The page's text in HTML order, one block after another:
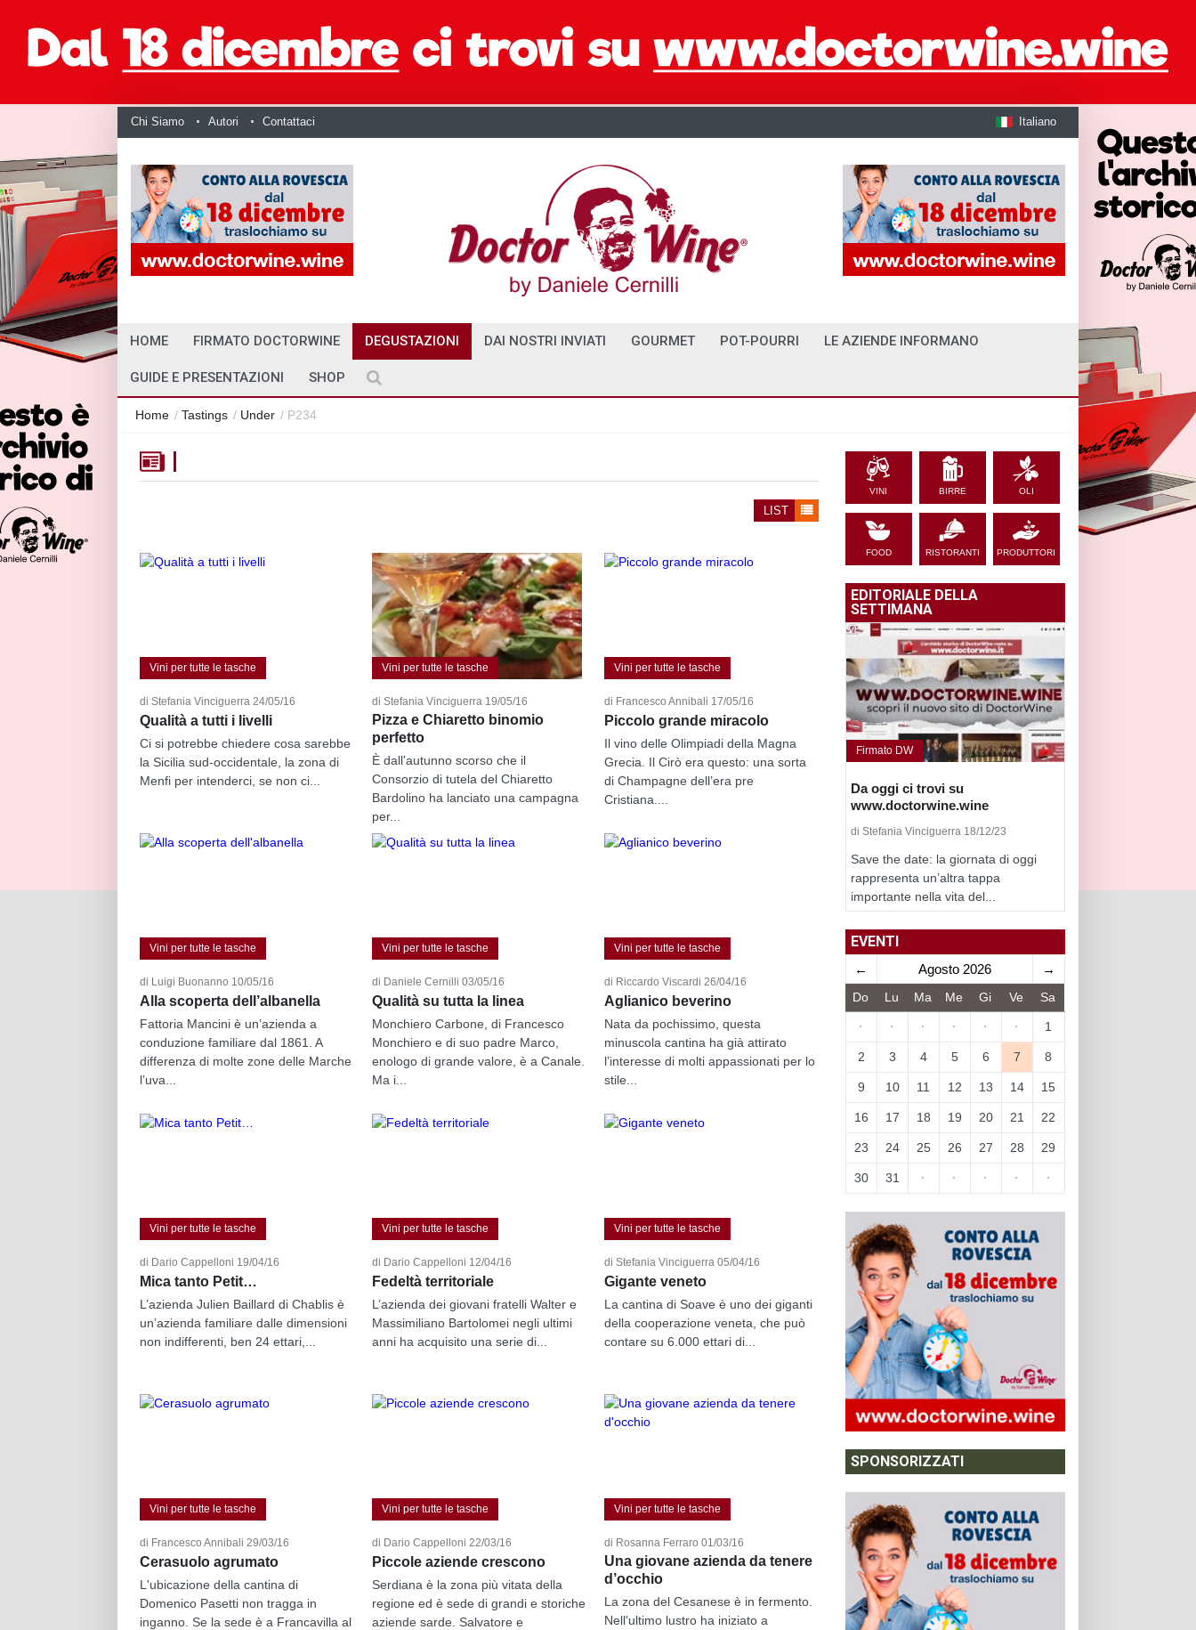
Chi Siamo Autori Contattaci Italiano
HOME FIRMATO DOCTORWINE DEGUSTAZIONI DAI NOSTRI INVIATI GOURMET POT-POURRI LE AZIENDE INFORMANO
GUIDE E PRESENTAZIONI SHOP
Home / Tastings / Under / P234
LIST
Vini per tutte le tasche
di Stefania Vinciguerra 24/05/16
Qualità a tutti i livelli
Ci si potrebbe chiedere cosa sarebbe
la Sicilia sud-occidentale, la zona di
Menfi per intenderci, se non ci...
Vini per tutte le tasche
di Stefania Vinciguerra 19/05/16
Pizza e Chiaretto binomio
perfetto
È dall'autunno scorso che il
Consorzio di tutela del Chiaretto
Bardolino ha lanciato una campagna
per...
Vini per tutte le tasche
di Francesco Annibali 17/05/16
Piccolo grande miracolo
Il vino delle Olimpiadi della Magna
Grecia. Il Cirò era questo: una sorta
di Champagne dell’era pre
Cristiana....
Vini per tutte le tasche
di Luigi Buonanno 10/05/16
Alla scoperta dell’albanella
Fattoria Mancini è un’azienda a
conduzione familiare dal 1861. A
differenza di molte zone delle Marche
l’uva...
Vini per tutte le tasche
di Daniele Cernilli 03/05/16
Qualità su tutta la linea
Monchiero Carbone, di Francesco
Monchiero e di suo padre Marco,
enologo di grande valore, è a Canale.
Ma i...
Vini per tutte le tasche
di Riccardo Viscardi 26/04/16
Aglianico beverino
Nata da pochissimo, questa
minuscola cantina ha già attirato
l’interesse di molti appassionati per lo
stile...
Vini per tutte le tasche
di Dario Cappelloni 19/04/16
Mica tanto Petit…
L’azienda Julien Baillard di Chablis è
un’azienda familiare dalle dimensioni
non indifferenti, ben 24 ettari,...
Vini per tutte le tasche
di Dario Cappelloni 12/04/16
Fedeltà territoriale
L’azienda dei giovani fratelli Walter e
Massimiliano Bartolomei negli ultimi
anni ha acquisito una serie di...
Vini per tutte le tasche
di Stefania Vinciguerra 05/04/16
Gigante veneto
La cantina di Soave è uno dei giganti
della cooperazione veneta, che può
contare su 6.000 ettari di...
Vini per tutte le tasche
di Francesco Annibali 29/03/16
Cerasuolo agrumato
L'ubicazione della cantina di
Domenico Pasetti non tragga in
inganno. Se la sede è a Francavilla al
Vini per tutte le tasche
di Dario Cappelloni 22/03/16
Piccole aziende crescono
Serdiana è la zona più vitata della
regione ed è sede di grandi e storiche
aziende sarde. Salvatore e
Vini per tutte le tasche
di Rosanna Ferraro 01/03/16
Una giovane azienda da tenere
d’occhio
La zona del Cesanese è in fermento.
Nell'ultimo lustro ha iniziato a
VINI BIRRE OLI
FOOD RISTORANTI PRODUTTORI
EDITORIALE DELLA
SETTIMANA
Firmato DW
Da oggi ci trovi su
www.doctorwine.wine
di Stefania Vinciguerra 18/12/23
Save the date: la giornata di oggi
rappresenta un’altra tappa
importante nella vita del...
EVENTI
← Agosto 2026 →
Do Lu Ma Me Gi Ve Sa
· · · · · · 1
2 3 4 5 6 7 8
9 10 11 12 13 14 15
16 17 18 19 20 21 22
23 24 25 26 27 28 29
30 31 · · · · ·
SPONSORIZZATI